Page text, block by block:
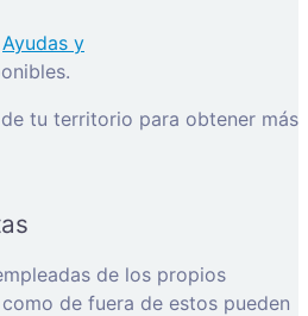
Ayudas y
tu territorio para obtener más
de los propios
de fuera de estos pueden